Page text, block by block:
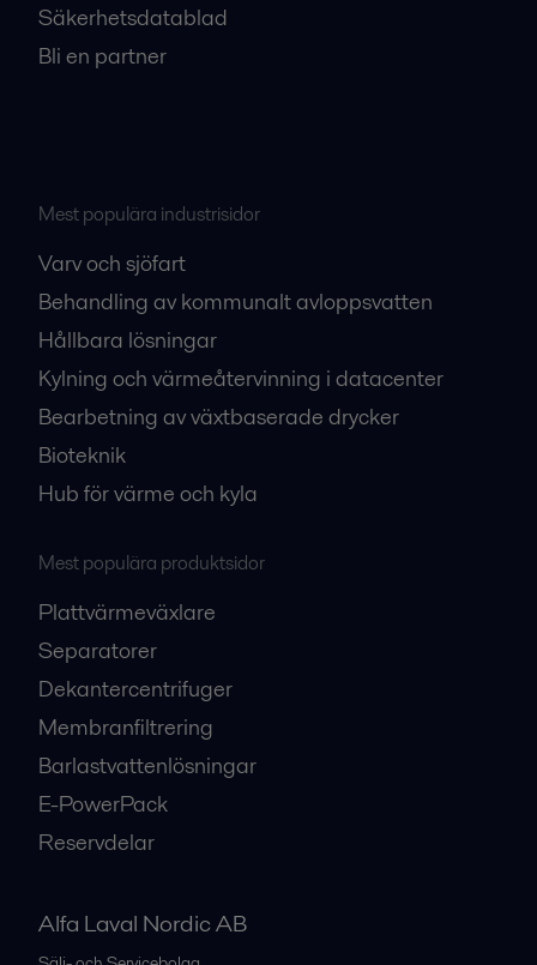
Säkerhetsdatablad
Bli en partner
Mest populära industrisidor
Varv och sjöfart
Behandling av kommunalt avloppsvatten
Hållbara lösningar
Kylning och värmeåtervinning i datacenter
Bearbetning av växtbaserade drycker
Bioteknik
Hub för värme och kyla
Mest populära produktsidor
Plattvärmeväxlare
Separatorer
Dekantercentrifuger
Membranfiltrering
Barlastvattenlösningar
E-PowerPack
Reservdelar
Alfa Laval Nordic AB